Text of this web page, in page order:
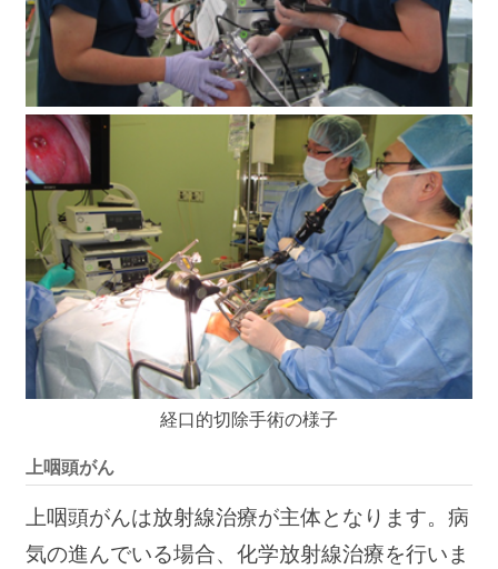
経口的切除手術の様子
上咽頭がん
上咽頭がんは放射線治療が主体となります。病
気の進んでいる場合、化学放射線治療を行いま